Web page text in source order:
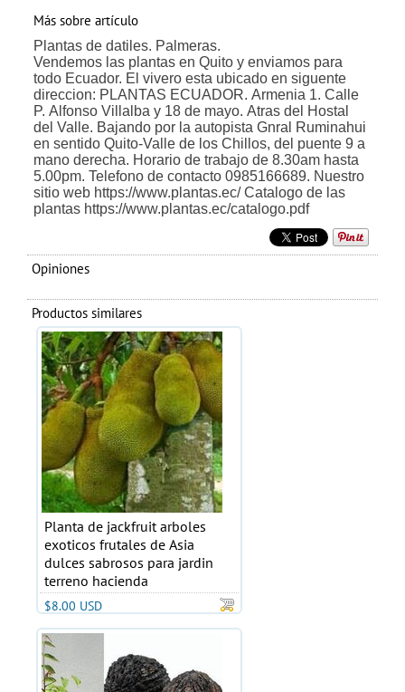
Más sobre artículo
Plantas de datiles. Palmeras.
Vendemos las plantas en Quito y enviamos para
todo Ecuador. El vivero esta ubicado en siguente
direccion: PLANTAS ECUADOR. Armenia 1. Calle
P. Alfonso Villalba y 18 de mayo. Atras del Hostal
del Valle. Bajando por la autopista Gnral Ruminahui
en sentido Quito-Valle de los Chillos, del puente 9 a
mano derecha. Horario de trabajo de 8.30am hasta
5.00pm. Telefono de contacto 0985166689. Nuestro
sitio web https://www.plantas.ec/ Catalogo de las
plantas https://www.plantas.ec/catalogo.pdf
Opiniones
Productos similares
Planta de jackfruit arboles
exoticos frutales de Asia
dulces sabrosos para jardin
terreno hacienda
$8.00 USD